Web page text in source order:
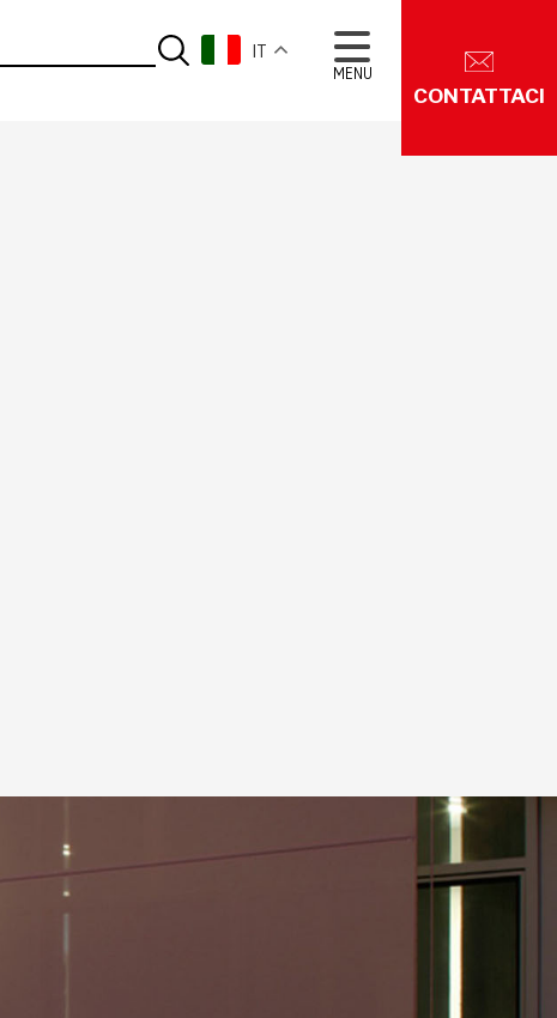
IT
MENU
CONTATTACI